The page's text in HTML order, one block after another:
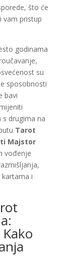
što će
vam pristup
godinama
su
sposobnosti
bavi
drugima na
Tarot
Majstor
vođenje
i